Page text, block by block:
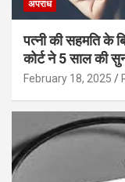
अपराध
पत्नी की सहमति के
कोर्ट ने 5 साल की
February 18, 2025